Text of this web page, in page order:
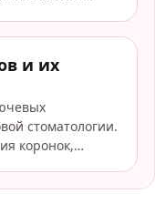
и их
стоматологии.
коронок,…